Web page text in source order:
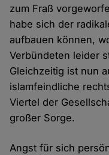
zum Fraß
habe sich der
aufbauen können,
Verbündeten leider
Gleichzeitig ist nun
islamfeindliche
Viertel der
großer Sorge.
Angst für sich